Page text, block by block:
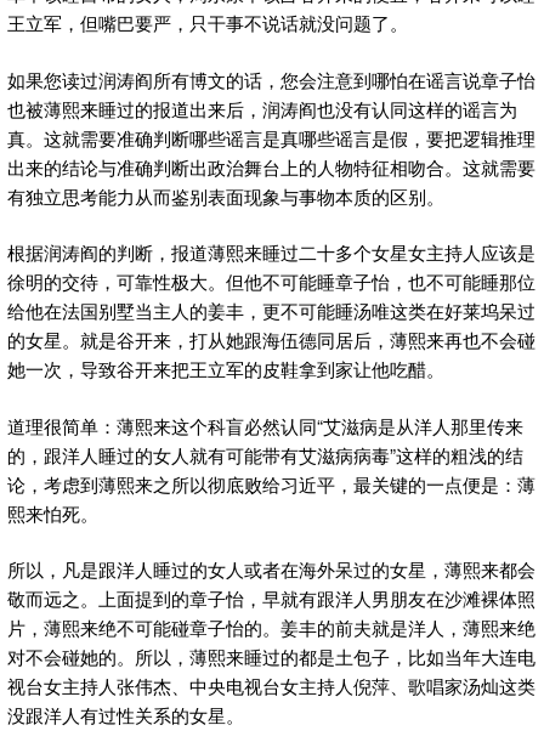
王立军，但嘴巴要严，只干事不说话就没问题了。
如果您读过润涛阎所有博文的话，您会注意到哪怕在谣言说章子怡
也被薄熙来睡过的报道出来后，润涛阎也没有认同这样的谣言为
真。这就需要准确判断哪些谣言是真哪些谣言是假，要把逻辑推理
出来的结论与准确判断出政治舞台上的人物特征相吻合。这就需要
有独立思考能力从而鉴别表面现象与事物本质的区别。
根据润涛阎的判断，报道薄熙来睡过二十多个女星女主持人应该是
徐明的交待，可靠性极大。但他不可能睡章子怡，也不可能睡那位
给他在法国别墅当主人的姜丰，更不可能睡汤唯这类在好莱坞呆过
的女星。就是谷开来，打从她跟海伍德同居后，薄熙来再也不会碰
她一次，导致谷开来把王立军的皮鞋拿到家让他吃醋。
道理很简单：薄熙来这个科盲必然认同“艾滋病是从洋人那里传来
的，跟洋人睡过的女人就有可能带有艾滋病病毒”这样的粗浅的结
论，考虑到薄熙来之所以彻底败给习近平，最关键的一点便是：薄
熙来怕死。
所以，凡是跟洋人睡过的女人或者在海外呆过的女星，薄熙来都会
敬而远之。上面提到的章子怡，早就有跟洋人男朋友在沙滩裸体照
片，薄熙来绝不可能碰章子怡的。姜丰的前夫就是洋人，薄熙来绝
对不会碰她的。所以，薄熙来睡过的都是土包子，比如当年大连电
视台女主持人张伟杰、中央电视台女主持人倪萍、歌唱家汤灿这类
没跟洋人有过性关系的女星。